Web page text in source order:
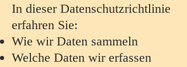
In dieser Datenschutzrichtlinie
erfahren Sie:
Wie wir Daten sammeln
Welche Daten wir erfassen